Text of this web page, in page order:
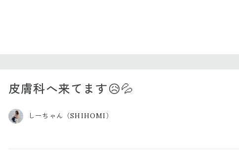
皮膚科へ来てます😥💦
しーちゃん（SHIHOMI）